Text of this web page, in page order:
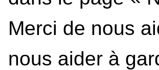
Merci de nous
nous aider à